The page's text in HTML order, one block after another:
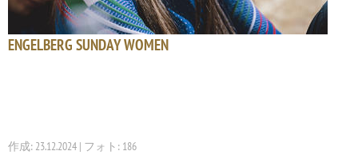
ENGELBERG SUNDAY WOMEN
作成: 23.12.2024 | フォト: 186